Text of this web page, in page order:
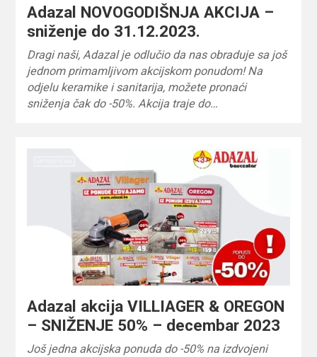
Adazal NOVOGODIŠNJA AKCIJA –
sniženje do 31.12.2023.
Dragi naši, Adazal je odlučio da nas obraduje sa još
jednom primamljivom akcijskom ponudom! Na
odjelu keramike i sanitarija, možete pronaći
sniženja čak do -50%. Akcija traje do…
Adazal akcija VILLIAGER & OREGON
– SNIŽENJE 50% – decembar 2023
Još jedna akcijska ponuda do -50% na izdvojeni